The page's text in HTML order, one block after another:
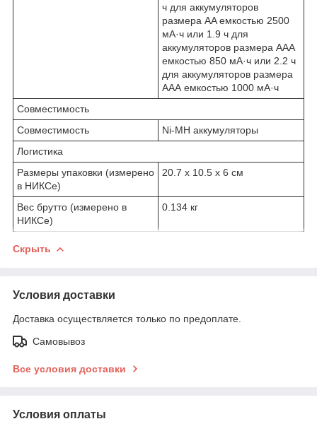
ч для аккумуляторов
размера АA емкостью 2500
мА·ч или 1.9 ч для
аккумуляторов размера АAА
емкостью 850 мА·ч или 2.2 ч
для аккумуляторов размера
АAА емкостью 1000 мА·ч
Совместимость
Совместимость
Ni-MH аккумуляторы
Логистика
Размеры упаковки (измерено
в НИКСе)
20.7 x 10.5 x 6 см
Вес брутто (измерено в
НИКСе)
0.134 кг
Скрыть
Условия доставки
Доставка осуществляется только по предоплате.
Самовывоз
Все условия доставки
Условия оплаты